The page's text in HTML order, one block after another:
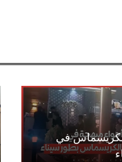
الكريسماس في